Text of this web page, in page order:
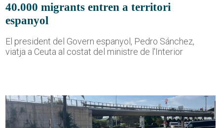
40.000 migrants entren a territori
espanyol
El president del Govern espanyol, Pedro Sánchez,
viatja a Ceuta al costat del ministre de l'Interior